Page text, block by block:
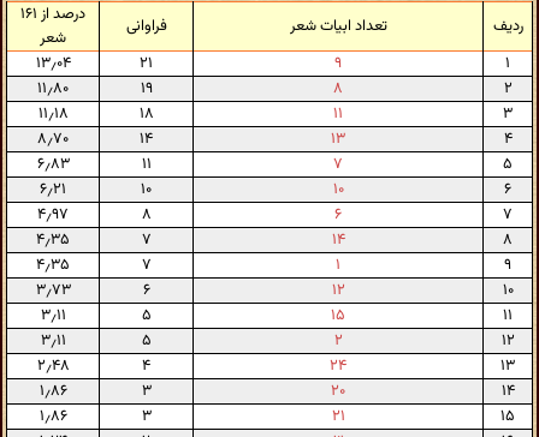
ردیف تعداد ابیات شعر فراوانی
درصد از ۱۶۱
شعر
۱
۹ ۲۱
۱۳٫۰۴
۲
۸ ۱۹
۱۱٫۸۰
۳
۱۱ ۱۸
۱۱٫۱۸
۴
۱۳ ۱۴
۸٫۷۰
۵
۷ ۱۱
۶٫۸۳
۶
۱۰ ۱۰
۶٫۲۱
۷
۶ ۸
۴٫۹۷
۸
۱۴ ۷
۴٫۳۵
۹
۱ ۷
۴٫۳۵
۱۰
۱۲ ۶
۳٫۷۳
۱۱
۱۵ ۵
۳٫۱۱
۱۲
۲ ۵
۳٫۱۱
۱۳
۲۴ ۴
۲٫۴۸
۱۴
۲۰ ۳
۱٫۸۶
۱۵
۲۱ ۳
۱٫۸۶